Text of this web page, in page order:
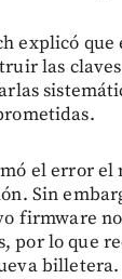
explicó
las
el error el
Sin
firmware
por lo que
billetera.